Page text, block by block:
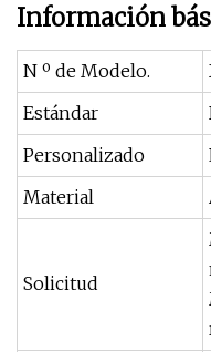
Información
N º de Modelo.
Estándar
Personalizado
Material
Solicitud